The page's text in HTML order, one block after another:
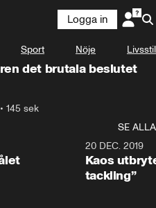
Logga in
Sport Nöje Livsstil
det brutala beslutet
• 145 sek
SE ALLA
20 DEC. 2019
Kaos
tackling”